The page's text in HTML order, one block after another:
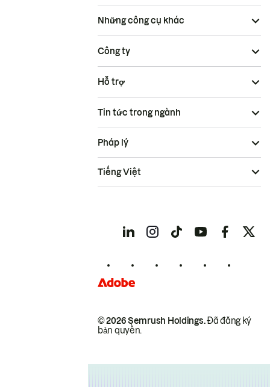
Những công cụ khác
Công ty
Hỗ trợ
Tin tức trong ngành
© 2026 Semrush Holdings.Đã đăng ký
bản quyền.
Pháp lý
Tiếng Việt